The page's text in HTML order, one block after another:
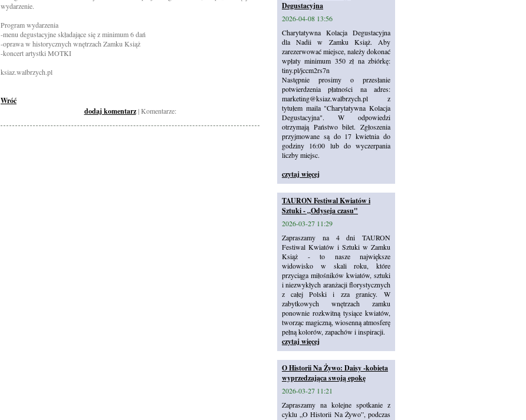
wydarzenie.
Program wydarzenia
-menu degustacyjne składające się z minimum 6 dań
-oprawa w historycznych wnętrzach Zamku Książ
-koncert artystki MOTKI
ksiaz.walbrzych.pl
Wróć
dodaj komentarz| Komentarze:
Degustacyjna
2026-04-08 13:56
Charytatywna Kolacja Degustacyjna
dla Nadii w Zamku Książ. Aby
zarezerwować miejsce, należy dokonać
wpłaty minimum 350 zł na zbiórkę:
tiny.pl/jccm2rs7n
Następnie prosimy o przesłanie
potwierdzenia płatności na adres:
marketing@ksiaz.walbrzych.pl z
tytułem maila "Charytatywna Kolacja
Degustacyjna". W odpowiedzi
otrzymają Państwo bilet. Zgłoszenia
przyjmowane są do 17 kwietnia do
godziny 16:00 lub do wyczerpania
liczby miejsc.
czytaj więcej
TAURON Festiwal Kwiatów i
Sztuki - „Odyseja czasu"
2026-03-27 11:29
Zapraszamy na 4 dni TAURON
Festiwal Kwiatów i Sztuki w Zamku
Książ - to nasze największe
widowisko w skali roku, które
przyciąga miłośników kwiatów, sztuki
i niezwykłych aranżacji florystycznych
z całej Polski i zza granicy. W
zabytkowych wnętrzach zamku
ponownie rozkwitną tysiące kwiatów,
tworząc magiczną, wiosenną atmosferę
pełną kolorów, zapachów i inspiracji.
czytaj więcej
O Historii Na Żywo: Daisy -kobieta
wyprzedzająca swoją epokę
2026-03-27 11:21
Zapraszamy na kolejne spotkanie z
cyklu „O Historii Na Żywo”, podczas